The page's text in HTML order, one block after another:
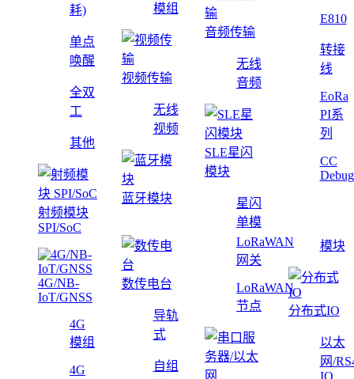
耗)
单点
唤醒
全双
工
其他
射频模块
SPI/SoC
模组
视频传输
无线
视频
蓝牙模块
音频传输
无线
音频
SLE星闪
模块
星闪
单模
E810
转接
线
EoRa
PI系
列
CC
4G/NB-
IoT/GNSS
4G
模组
4G
数传电台
导轨
式
自组
LoRaWAN
网关
LoRaWAN
节点
模块
分布式IO
以太
网/
IO